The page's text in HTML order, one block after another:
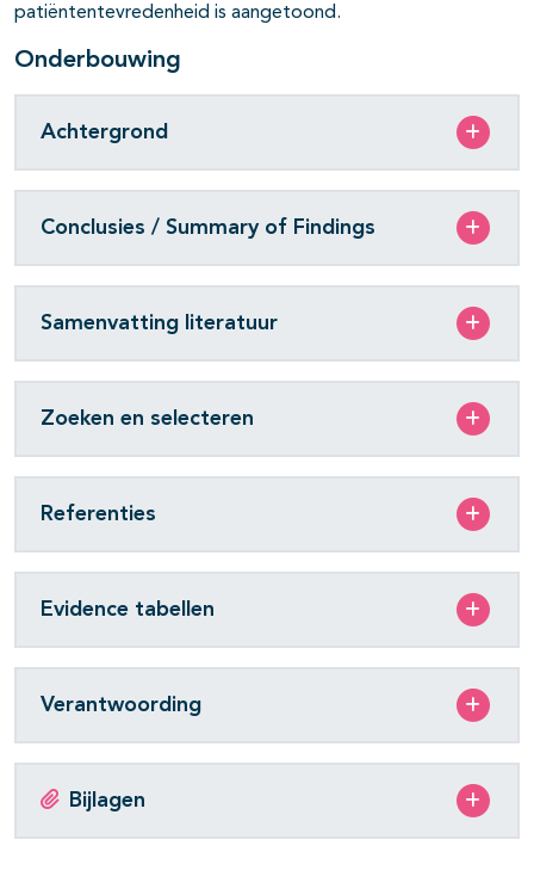
patiëntentevredenheid is aangetoond.
Onderbouwing
Achtergrond
Conclusies / Summary of Findings
Samenvatting literatuur
Zoeken en selecteren
Referenties
Evidence tabellen
Verantwoording
Bijlagen